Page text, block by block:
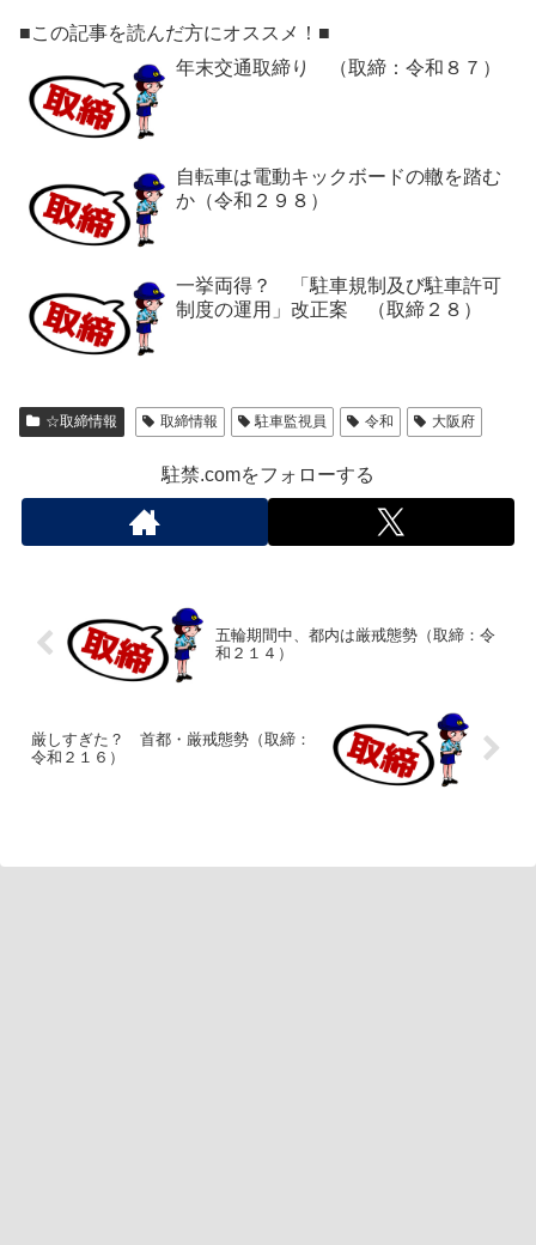
■この記事を読んだ方にオススメ！■
年末交通取締り （取締：令和８７）
自転車は電動キックボードの轍を踏む
か（令和２９８）
一挙両得？ 「駐車規制及び駐車許可
制度の運用」改正案 （取締２８）
☆取締情報 取締情報 駐車監視員 令和 大阪府
駐禁.comをフォローする
五輪期間中、都内は厳戒態勢（取締：令
和２１４）
厳しすぎた？ 首都・厳戒態勢（取締：
令和２１６）